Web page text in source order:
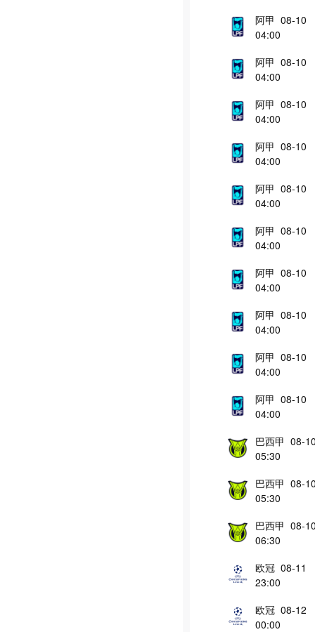
阿甲 08-10
04:00
阿甲 08-10
04:00
阿甲 08-10
04:00
阿甲 08-10
04:00
阿甲 08-10
04:00
阿甲 08-10
04:00
阿甲 08-10
04:00
阿甲 08-10
04:00
阿甲 08-10
04:00
阿甲 08-10
04:00
巴西甲 08-
05:30
巴西甲 08-
05:30
巴西甲 08-
06:30
欧冠 08-11
23:00
欧冠 08-12
00:00